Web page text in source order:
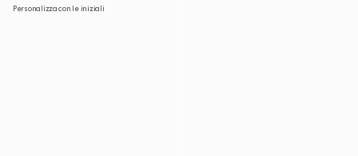
Personalizza con le iniziali